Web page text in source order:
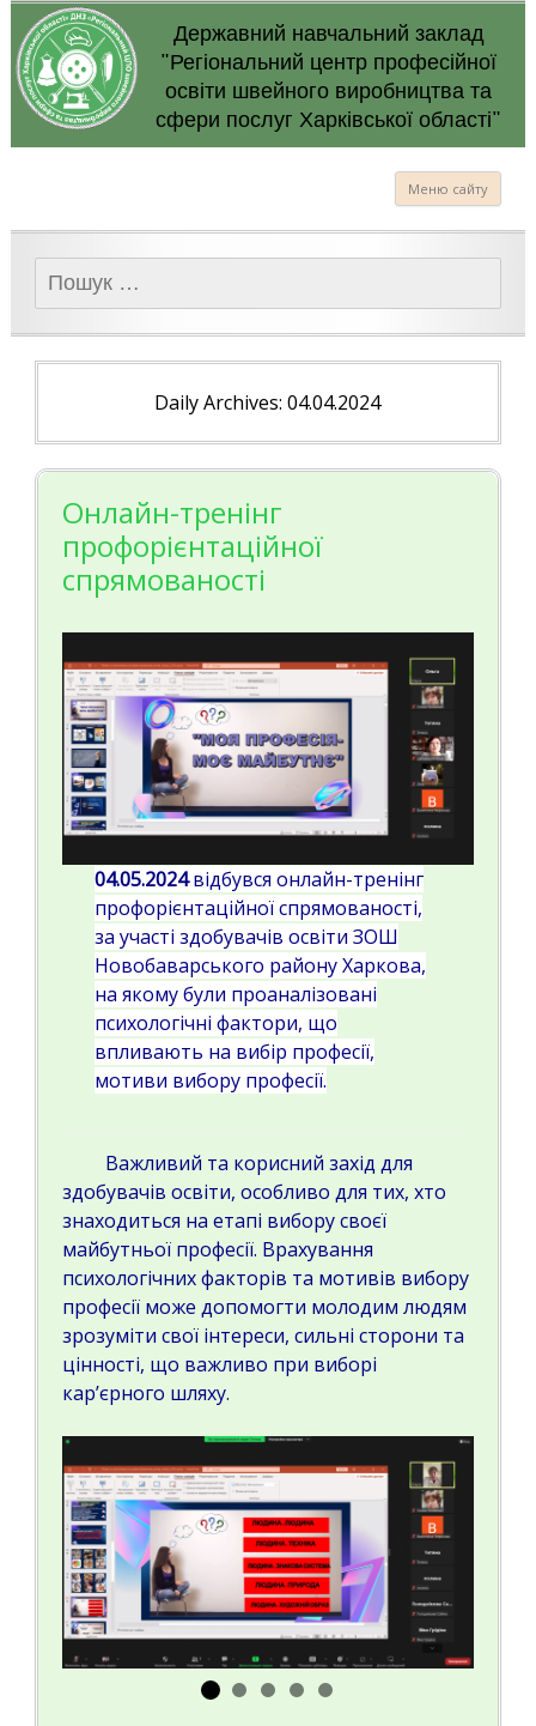
Державний навчальний заклад
"Регіональний центр професійної
освіти швейного виробництва та
сфери послуг Харківської області"
Меню сайту
Пошук:
Daily Archives: 04.04.2024
Онлайн-тренінг
профорієнтаційної
спрямованості
04.05.2024відбувся онлайн-тренінг
профорієнтаційної спрямованості,
за участі здобувачів освіти ЗОШ
Новобаварського району Харкова,
на якому були проаналізовані
психологічні фактори, що
впливають на вибір професії,
мотиви вибору професії.
Важливий та корисний захід для
здобувачів освіти, особливо для тих, хто
знаходиться на етапі вибору своєї
майбутньої професії. Врахування
психологічних факторів та мотивів вибору
професії може допомогти молодим людям
зрозуміти свої інтереси, сильні сторони та
цінності, що важливо при виборі
кар’єрного шляху.